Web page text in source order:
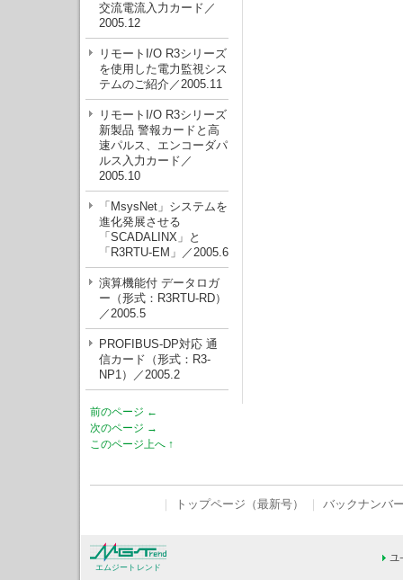
交流電流入力カード／
2005.12
リモートI/O R3シリーズ
を使用した電力監視シス
テムのご紹介／2005.11
リモートI/O R3シリーズ
新製品 警報カードと高
速パルス、エンコーダパ
ルス入力カード／
2005.10
「MsysNet」システムを
進化発展させる
「SCADALINX」と
「R3RTU-EM」／2005.6
演算機能付 データロガ
ー（形式：R3RTU-RD）
／2005.5
PROFIBUS-DP対応 通
信カード（形式：R3-
NP1）／2005.2
前のページ ←
次のページ →
このページ上へ ↑
トップページ（最新号） バックナンバ
エムジートレンド